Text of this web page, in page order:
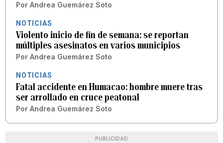
Por Andrea Guemárez Soto
NOTICIAS
Violento inicio de fin de semana: se reportan
múltiples asesinatos en varios municipios
Por Andrea Guemárez Soto
NOTICIAS
Fatal accidente en Humacao: hombre muere tras
ser arrollado en cruce peatonal
Por Andrea Guemárez Soto
PUBLICIDAD